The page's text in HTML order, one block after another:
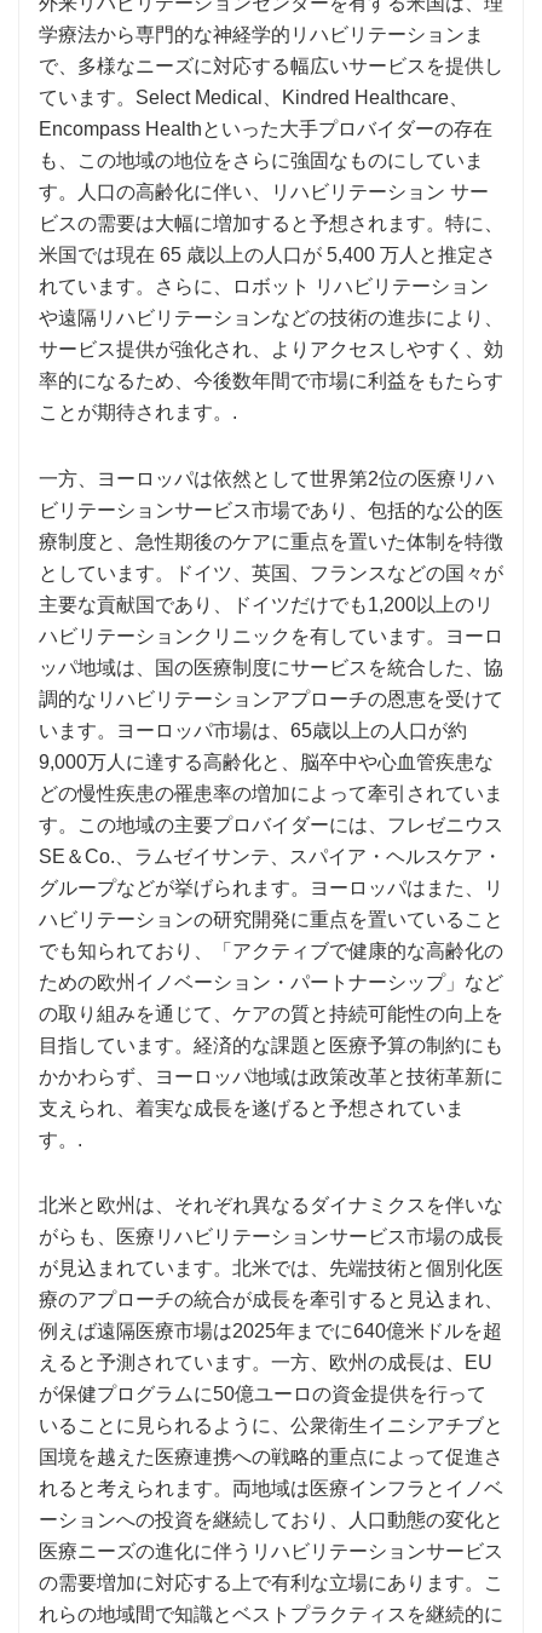
学療法から専門的な神経学的リハビリテーションま
で、多様なニーズに対応する幅広いサービスを提供し
ています。Select Medical、Kindred Healthcare、
Encompass Healthといった大手プロバイダーの存在
も、この地域の地位をさらに強固なものにしていま
す。人口の高齢化に伴い、リハビリテーション サー
ビスの需要は大幅に増加すると予想されます。特に、
米国では現在 65 歳以上の人口が 5,400 万人と推定さ
れています。さらに、ロボット リハビリテーション
や遠隔リハビリテーションなどの技術の進歩により、
サービス提供が強化され、よりアクセスしやすく、効
率的になるため、今後数年間で市場に利益をもたらす
ことが期待されます。.
一方、ヨーロッパは依然として世界第2位の医療リハ
ビリテーションサービス市場であり、包括的な公的医
療制度と、急性期後のケアに重点を置いた体制を特徴
としています。ドイツ、英国、フランスなどの国々が
主要な貢献国であり、ドイツだけでも1,200以上のリ
ハビリテーションクリニックを有しています。ヨーロ
ッパ地域は、国の医療制度にサービスを統合した、協
調的なリハビリテーションアプローチの恩恵を受けて
います。ヨーロッパ市場は、65歳以上の人口が約
9,000万人に達する高齢化と、脳卒中や心血管疾患な
どの慢性疾患の罹患率の増加によって牽引されていま
す。この地域の主要プロバイダーには、フレゼニウス
SE＆Co.、ラムゼイサンテ、スパイア・ヘルスケア・
グループなどが挙げられます。ヨーロッパはまた、リ
ハビリテーションの研究開発に重点を置いていること
でも知られており、「アクティブで健康的な高齢化の
ための欧州イノベーション・パートナーシップ」など
の取り組みを通じて、ケアの質と持続可能性の向上を
目指しています。経済的な課題と医療予算の制約にも
かかわらず、ヨーロッパ地域は政策改革と技術革新に
支えられ、着実な成長を遂げると予想されていま
す。.
北米と欧州は、それぞれ異なるダイナミクスを伴いな
がらも、医療リハビリテーションサービス市場の成長
が見込まれています。北米では、先端技術と個別化医
療のアプローチの統合が成長を牽引すると見込まれ、
例えば遠隔医療市場は2025年までに640億米ドルを超
えると予測されています。一方、欧州の成長は、EU
が保健プログラムに50億ユーロの資金提供を行って
いることに見られるように、公衆衛生イニシアチブと
国境を越えた医療連携への戦略的重点によって促進さ
れると考えられます。両地域は医療インフラとイノベ
ーションへの投資を継続しており、人口動態の変化と
医療ニーズの進化に伴うリハビリテーションサービス
の需要増加に対応する上で有利な立場にあります。こ
れらの地域間で知識とベストプラクティスを継続的に